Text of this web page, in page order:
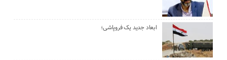
ابعاد جدید یک فروپاشی؛